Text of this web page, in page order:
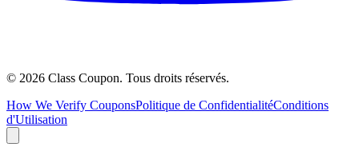
© 2026 Class Coupon. Tous droits réservés.
How We Verify CouponsPolitique de ConfidentialitéConditions
d'Utilisation